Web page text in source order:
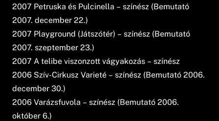
2007 Petruska és Pulcinella – színész (Bemutató
2007. december 22.)
2007 Playground (Játszótér) – színész (Bemutató
2007. szeptember 23.)
2007 A telibe viszonzott vágyakozás – színész
2006 Szív-Cirkusz Varieté – színész (Bemutató 2006.
december 30.)
2006 Varázsfuvola – színész (Bemutató 2006.
október 6.)